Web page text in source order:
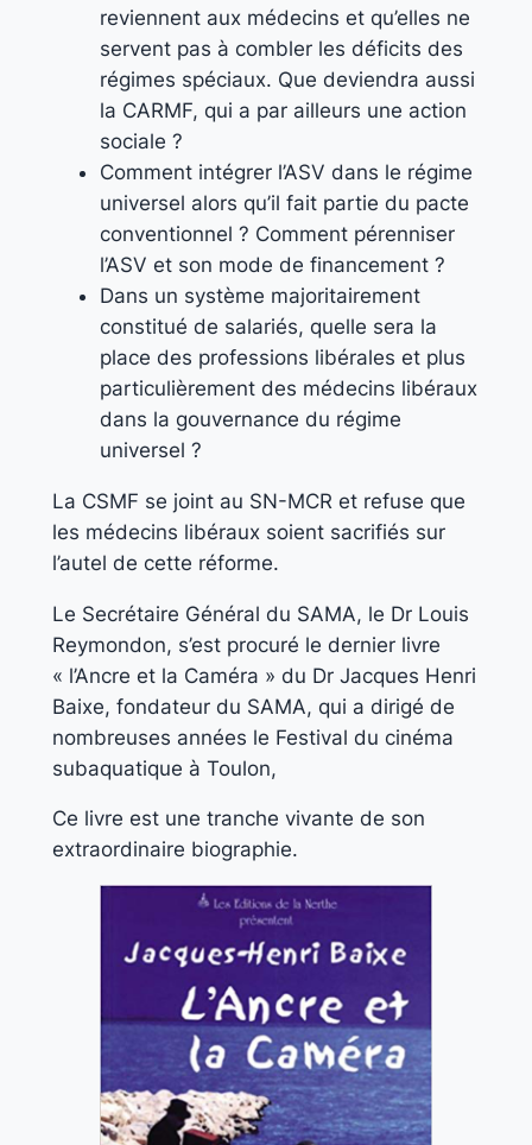
reviennent aux médecins et qu’elles ne
servent pas à combler les déficits des
régimes spéciaux. Que deviendra aussi
la CARMF, qui a par ailleurs une action
sociale ?
Comment intégrer l’ASV dans le régime
universel alors qu’il fait partie du pacte
conventionnel ? Comment pérenniser
l’ASV et son mode de financement ?
Dans un système majoritairement
constitué de salariés, quelle sera la
place des professions libérales et plus
particulièrement des médecins libéraux
dans la gouvernance du régime
universel ?
La CSMF se joint au SN-MCR et refuse que
les médecins libéraux soient sacrifiés sur
l’autel de cette réforme.
Le Secrétaire Général du SAMA, le Dr Louis
Reymondon, s’est procuré le dernier livre
« l’Ancre et la Caméra » du Dr Jacques Henri
Baixe, fondateur du SAMA, qui a dirigé de
nombreuses années le Festival du cinéma
subaquatique à Toulon,
Ce livre est une tranche vivante de son
extraordinaire biographie.